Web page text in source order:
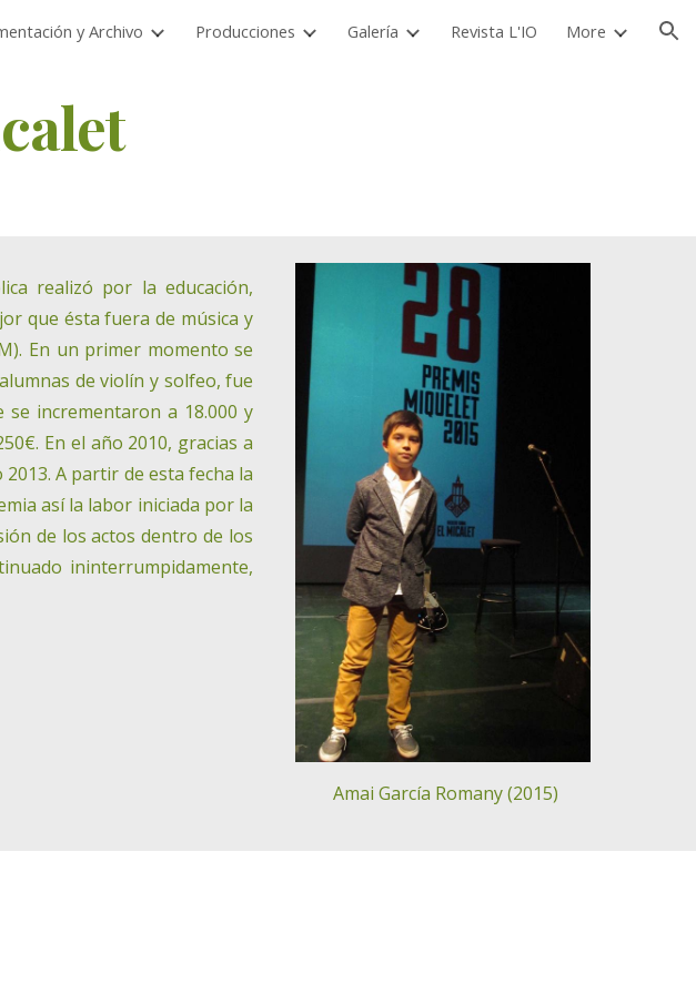
Skip to navigation
y Archivo Producciones Galería Revista L'IO More
realizó por la educación,
que ésta fuera de música y
En un primer momento se
de violín y solfeo, fue
incrementaron a 18.000 y
En el año 2010, gracias a
A partir de esta fecha la
así la labor iniciada por la
de los actos dentro de los
ininterrumpidamente,
Amai García Romany (2015)